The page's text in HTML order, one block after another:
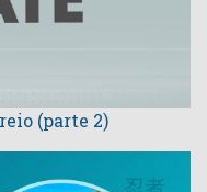
(parte 2)